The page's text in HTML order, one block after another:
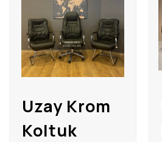
Uzay Krom
Koltuk